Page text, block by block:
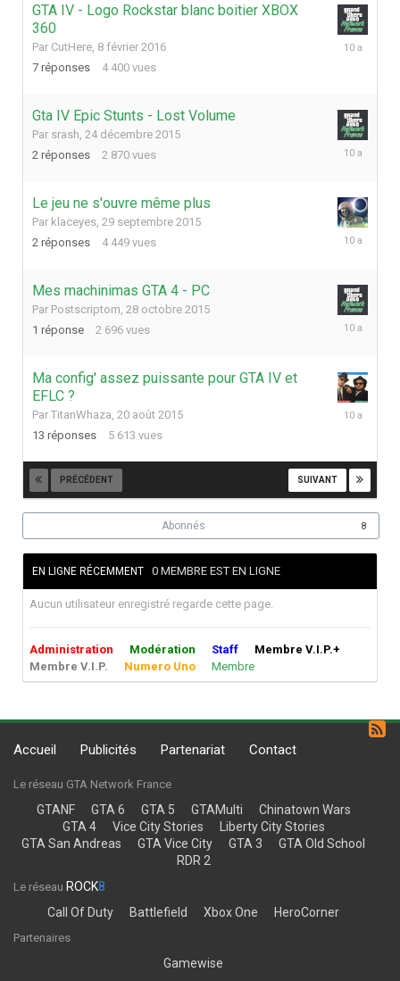
GTA IV - Logo Rockstar blanc boitier XBOX
360
Par CutHere 8 février 2016
7 réponses 4 400 vues
20
Gta IV Epic Stunts - Lost Volume
Par srash 24 décembre 2015
2 réponses 2 870 vues
28
Le jeu ne s'ouvre même plus
Par klaceyes 29 septembre 2015
2 réponses 4 449 vues
30
Mes machinimas GTA 4 - PC
Par Postscriptom 28 octobre 2015
1 réponse 2 696 vues
30
Ma config' assez puissante pour GTA IV et
EFLC ?
Par TitanWhaza 20 août 2015
13 réponses 5 613 vues
17
PRÉCÉDENT SUIVANT
Abonnés 8
EN LIGNE RÉCEMMENT 0 MEMBRE EST EN LIGNE
Aucun utilisateur enregistré regarde cette page.
Administration Modération Staff
Membre V.I.P.+
Membre V.I.P.
Numero Uno Membre
Accueil Publicités Partenariat Contact
Le réseau GTA Network France
GTANF GTA 6 GTA 5 GTAMulti
Chinatown Wars
GTA 4
Vice City Stories
Liberty City Stories
GTA San Andreas
GTA Vice City GTA 3
GTA Old School
RDR 2
Le réseau ROCK8
Call Of Duty
Battlefield Xbox One HeroCorner
Partenaires
Gamewise